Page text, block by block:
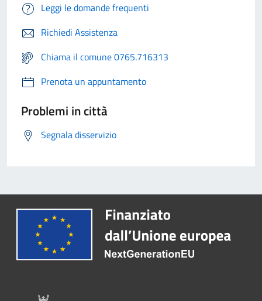
Leggi le domande frequenti
Richiedi Assistenza
Chiama il comune 0765.716313
Prenota un appuntamento
Problemi in città
Segnala disservizio